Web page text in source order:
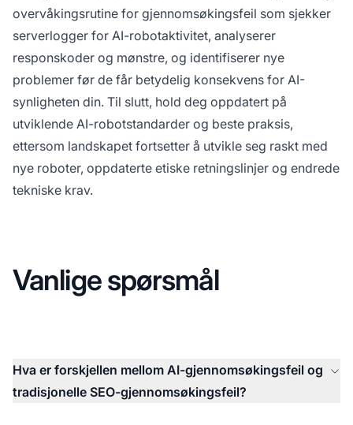
overvåkingsrutine for gjennomsøkingsfeil som sjekker
serverlogger for AI-robotaktivitet, analyserer
responskoder og mønstre, og identifiserer nye
problemer før de får betydelig konsekvens for AI-
synligheten din. Til slutt, hold deg oppdatert på
utviklende AI-robotstandarder og beste praksis,
ettersom landskapet fortsetter å utvikle seg raskt med
nye roboter, oppdaterte etiske retningslinjer og endrede
tekniske krav.
Vanlige spørsmål
Hva er forskjellen mellom AI-gjennomsøkingsfeil og
tradisjonelle SEO-gjennomsøkingsfeil?